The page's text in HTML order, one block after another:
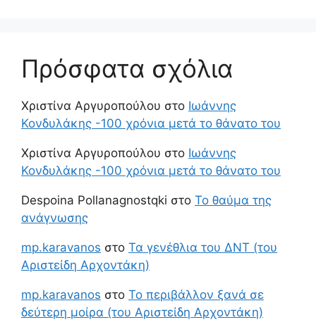
Πρόσφατα σχόλια
Χριστίνα Αργυροπούλου στο Ιωάννης
Κονδυλάκης -100 χρόνια μετά το θάνατο του
Χριστίνα Αργυροπούλου στο Ιωάννης
Κονδυλάκης -100 χρόνια μετά το θάνατο του
Despoina Pollanagnostqki στο Το θαύμα της
ανάγνωσης
mp.karavanos στο Τα γενέθλια του ΔΝΤ (του
Αριστείδη Αρχοντάκη)
mp.karavanos στο Το περιβάλλον ξανά σε
δεύτερη μοίρα (του Αριστείδη Αρχοντάκη)